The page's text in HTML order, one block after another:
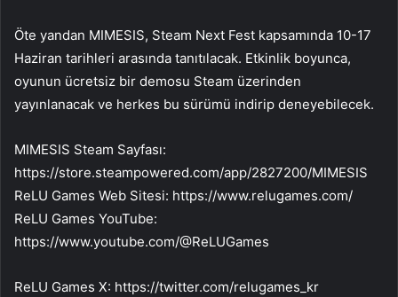
Öte yandan MIMESIS, Steam Next Fest kapsamında 10-17
Haziran tarihleri arasında tanıtılacak. Etkinlik boyunca,
oyunun ücretsiz bir demosu Steam üzerinden
yayınlanacak ve herkes bu sürümü indirip deneyebilecek.
MIMESIS Steam Sayfası:
https://store.steampowered.com/app/2827200/MIMESIS
ReLU Games Web Sitesi: https://www.relugames.com/
ReLU Games YouTube:
https://www.youtube.com/@ReLUGames
ReLU Games X: https://twitter.com/relugames_kr